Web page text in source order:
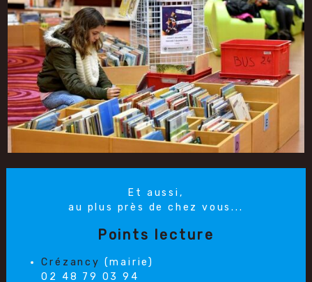
Et aussi,
au plus près de chez vous...
Points lecture
Crézancy (mairie)
02 48 79 03 94